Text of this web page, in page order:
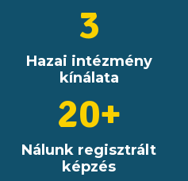
3
Hazai intézmény
kínálata
20+
Nálunk regisztrált
képzés